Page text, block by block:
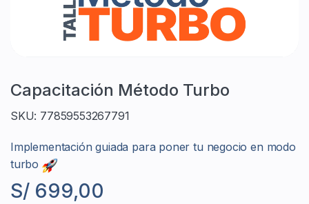
Capacitación Método Turbo
SKU: 77859553267791
Implementación guiada para poner tu negocio en modo
turbo
S/ 699,00